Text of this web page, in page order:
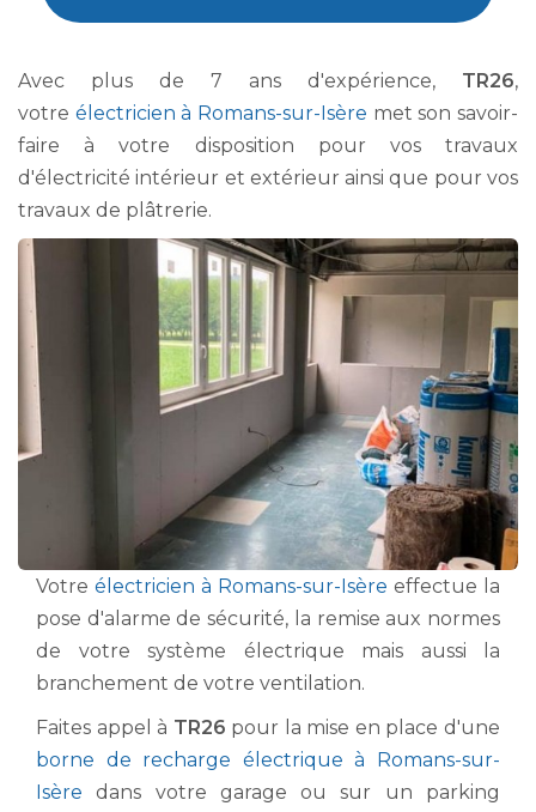
Avec plus de 7 ans d'expérience, TR26,
votre électricien à Romans-sur-Isère met son savoir-
faire à votre disposition pour vos travaux
d'électricité intérieur et extérieur ainsi que pour vos
travaux de plâtrerie.
Votre électricien à Romans-sur-Isère effectue la
pose d'alarme de sécurité, la remise aux normes
de votre système électrique mais aussi la
branchement de votre ventilation.
Faites appel à TR26 pour la mise en place d'une
borne de recharge électrique à Romans-sur-
Isère dans votre garage ou sur un parking